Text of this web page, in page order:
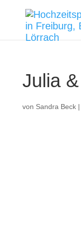
Julia
von Sandra Beck|